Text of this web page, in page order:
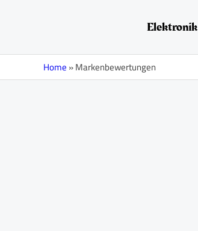
Elektronik
Home»Markenbewertungen